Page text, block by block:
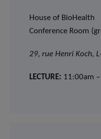
House of BioHealth
Conference Room
29, rue Henri Koch,
LECTURE: 11:00am